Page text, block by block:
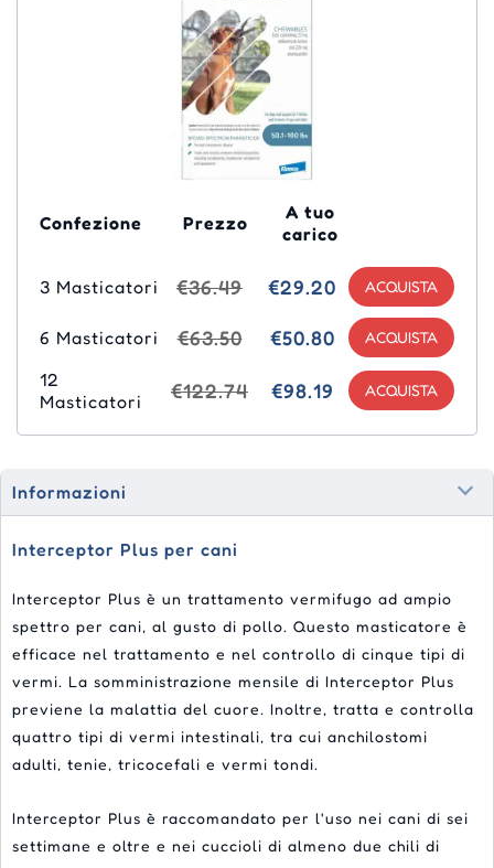
Confezione Prezzo
A tuo
carico
3 Masticatori €36.49 €29.20
6 Masticatori €63.50 €50.80
12
Masticatori
€122.74 €98.19
Informazioni
Interceptor Plus per cani
Interceptor Plus è un trattamento vermifugo ad ampio
spettro per cani, al gusto di pollo. Questo masticatore è
efficace nel trattamento e nel controllo di cinque tipi di
vermi. La somministrazione mensile di Interceptor Plus
previene la malattia del cuore. Inoltre, tratta e controlla
quattro tipi di vermi intestinali, tra cui anchilostomi
adulti, tenie, tricocefali e vermi tondi.
Interceptor Plus è raccomandato per l'uso nei cani di sei
settimane e oltre e nei cuccioli di almeno due chili di